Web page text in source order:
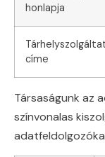
honlapja
címe
Társaságunk az
színvonalas